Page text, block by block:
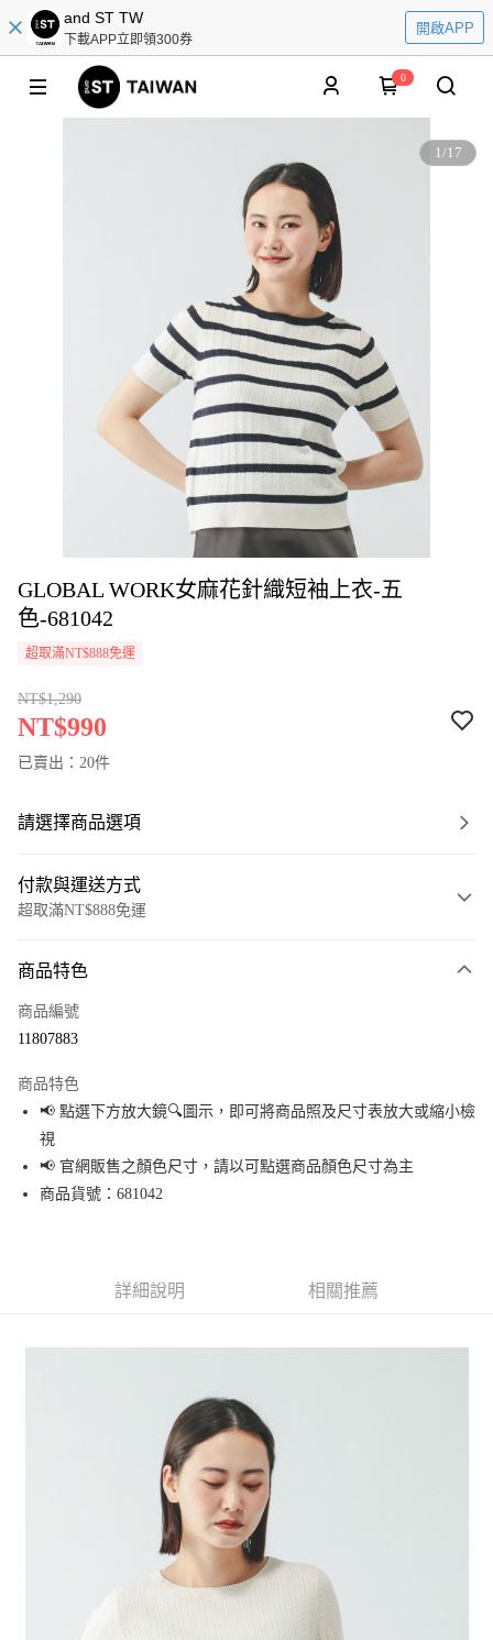
and ST TW
下載APP立即領300券
開啟APP
0
1/17
GLOBAL WORK女麻花針織短袖上衣-五
色-681042
超取滿NT$888免運
NT$1,290
NT$990
已賣出：20件
請選擇商品選項
付款與運送方式
超取滿NT$888免運
信用卡一次付款
Apple Pay
街口支付
悠遊付
2.付款方式選擇「大哥付你分期」，訂單成立後會自動跳轉到大哥付的交易
流程，驗證手機門號後，選擇欲分期的期數、繳款截止日，確認付款後即完
3.實際核准額度、可分期數及費用金額請依後續交易確認頁面所載為準。
4.訂單成立30分鐘內，如未前往確認交易或遇審核未通過，訂單將自動取
消。如遇「轉專審核」未通過狀況，表示未達大哥付你分期系統評分，恕無
1.分期款項不併入電信帳單，「大哥付你分期」於每月結算日後寄送繳費提
2.透過簡訊連結打開帳單後，可選擇「超商條碼／台灣大直營門市／銀行轉
帳／街口支付／iPASS MONEY」等通路繳費。
【關於「AFTEE先享後付」】
AFTEE先享後付是「在收到商品之後才付款」的支付方式。 讓您購物簡單便
１．簡單：不需註冊會員、不需綁卡、不需儲值。
２．便利：只要手機號碼，簡訊認證，即可結帳。
３．安心：先確認商品／服務後，再付款。
【「AFTEE先享後付」結帳流程】
１．於結帳方式選擇「AFTEE先享後付」後，將跳轉至「AFTEE先享後付」
結帳頁面，進行簡訊認證並確認金額後，即可完成結帳。
每筆NT$80，滿NT$888(含以上)免運費
每筆NT$80，滿NT$888(含以上)免運費
商品特色
商品編號
11807883
商品特色
📢 點選下方放大鏡🔍圖示，即可將商品照及尺寸表放大或縮小檢
視
📢 官網販售之顏色尺寸，請以可點選商品顏色尺寸為主
商品貨號：681042
詳細說明 相關推薦